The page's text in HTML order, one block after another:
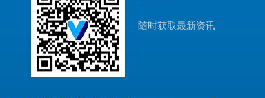
随时获取最新资讯